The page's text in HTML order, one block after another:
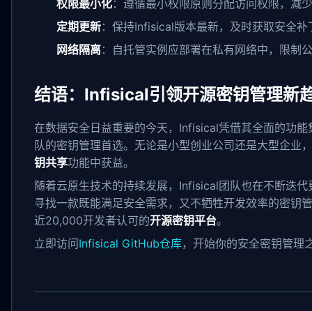
权限最小化：遵循最小权限原则分配访问权限，减
定期更新：保持Infisical版本最新，及时获取安全补
网络隔离：自托管实例应部署在私有网络中，限制
结语：Infisical引领开源密钥管理新
在数据安全日益重要的今天，Infisical凭借其全面的功
队的密钥管理首选。无论是小型创业公司还是大型企业
钥共享功能中获益。
随着云原生技术的持续发展，Infisical团队也在不断迭
寻找一款既能满足安全需求，又不牺牲开发效率的密
近20,000开发者认可的开源密钥平台。
立即访问Infisical GitHub仓库，开始你的安全密钥管理